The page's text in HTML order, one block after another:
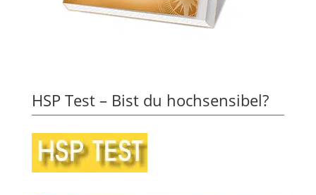
HSP Test – Bist du hochsensibel?